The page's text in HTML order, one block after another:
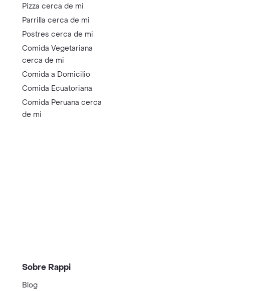
Pizza cerca de mi
Parrilla cerca de mi
Postres cerca de mi
Comida Vegetariana
cerca de mi
Comida a Domicilio
Comida Ecuatoriana
Comida Peruana cerca
de mi
Sobre Rappi
Blog